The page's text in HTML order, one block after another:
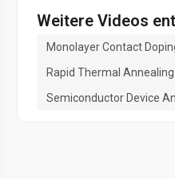
Weitere Videos
Monolayer Contact
Rapid Thermal Annealing
Semiconductor Device